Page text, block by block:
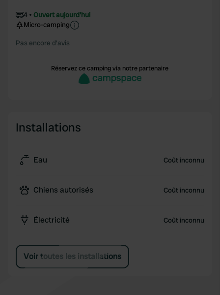
4
Ouvert aujourd'hui
Micro-camping
Pas encore d'avis
Réservez ce camping via notre partenaire
Installations
Eau Coût inconnu
Chiens autorisés Coût inconnu
Électricité Coût inconnu
Voir toutes les installations